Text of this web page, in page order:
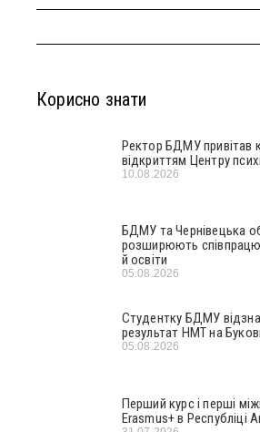
Корисно знати
Ректор БДМУ привітав
відкриттям Центру
10.08.2026
БДМУ та Чернівецька
розширюють
й освіти
05.08.2026
Студентку БДМУ
результат НМТ на
05.08.2026
Перший курс і перші
Erasmus+ в Республіці